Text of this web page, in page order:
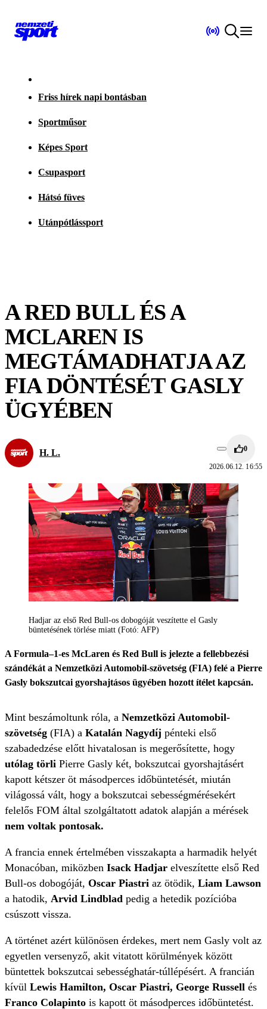
Friss hírek napi bontásban
Sportműsor
Képes Sport
Csupasport
Hátsó füves
Utánpótlássport
A RED BULL ÉS A
MCLAREN IS
MEGTÁMADHATJA AZ
FIA DÖNTÉSÉT GASLY
ÜGYÉBEN
H. L. 0
2026.06.12. 16:55
Hadjar az első Red Bull-os dobogóját veszítette el Gasly
büntetésének törlése miatt (Fotó: AFP)
A Formula–1-es McLaren és Red Bull is jelezte a fellebbezési
szándékát a Nemzetközi Automobil-szövetség (FIA) felé a Pierre
Gasly bokszutcai gyorshajtásos ügyében hozott ítélet kapcsán.
Mint beszámoltunk róla, a Nemzetközi Automobil-
szövetség (FIA) a Katalán Nagydíj pénteki első
szabadedzése előtt hivatalosan is megerősítette, hogy
utólag törli Pierre Gasly két, bokszutcai gyorshajtásért
kapott kétszer öt másodperces időbüntetését, miután
világossá vált, hogy a bokszutcai sebességmérésekért
felelős FOM által szolgáltatott adatok alapján a mérések
nem voltak pontosak.
A francia ennek értelmében visszakapta a harmadik helyét
Monacóban, miközben Isack Hadjar elveszítette első Red
Bull-os dobogóját, Oscar Piastri az ötödik, Liam Lawson
a hatodik, Arvid Lindblad pedig a hetedik pozícióba
csúszott vissza.
A történet azért különösen érdekes, mert nem Gasly volt az
egyetlen versenyző, akit vitatott körülmények között
büntettek bokszutcai sebességhatár-túllépésért. A francián
kívül Lewis Hamilton, Oscar Piastri, George Russell és
Franco Colapinto is kapott öt másodperces időbüntetést.